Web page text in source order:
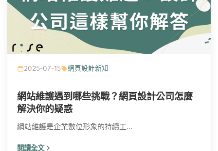
2025-07-15 網頁設計新知
網站維護遇到哪些挑戰？網頁設計公司怎麼
解決你的疑惑
網站維護是企業數位形象的持續工...
閱讀全文